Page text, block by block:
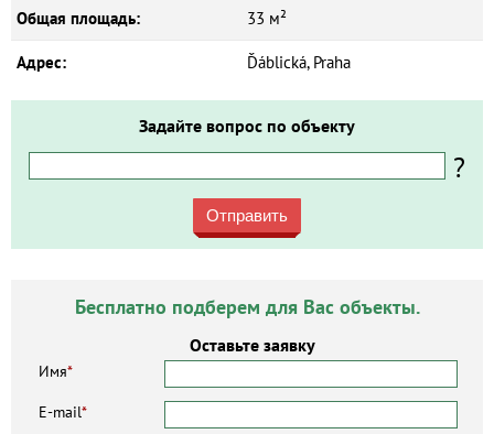
Общая площадь: 33 м²
Адрес: Ďáblická, Praha
Задайте вопрос по объекту
?
Отправить
Бесплатно подберем для Вас объекты.
Оставьте заявку
Имя*
E-mail*